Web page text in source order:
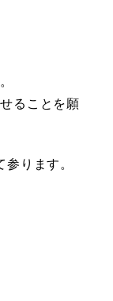
ることを願
ります。